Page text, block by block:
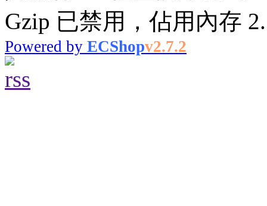
Gzip 已禁用，佔用內存
Powered by ECShopv2.7.2